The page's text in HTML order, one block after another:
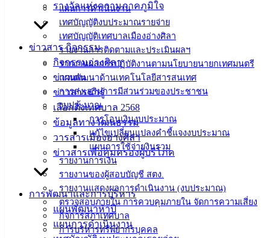
แผนการดำเนินงาน
เทศบัญญัติงบประมาณรายจ่าย
เทศบัญญัติเทศบาลเมืองอ่างศิลา
รายงานการติดตามและประเมินผลฯ
รายงานผลการปฏิบัติงานตามนโยบายนายกเทศมนตรี
แผนพัฒนาด้านเทคโนโลยีสารสนเทศ
การส่งเสริมการมีส่วนร่วมของประชาชน
งบประมาณ
การโอนเงินงบประมาณ
แก้ไขเปลี่ยนแปลงคำชี้แจงงบประมาณ
แผนการใช้จ่ายงินรวม
รายงานการเงิน
รายงานของผู้สอบบัญชี สตง.
รายงานแสดงผลการดำเนินงาน (งบประมาณ)
ตรวจสอบภายใน การควบคุมภายใน จัดการความเสี่ยง
กิจการสภาเทศบาล
การบริหารทรัพยากรบุคคล
รางวัลแห่งความภาคภูมิใจ
ข่าวสาร กิจกรรม
กิจกรรมอ่างศิลา
ข่าวเด่น
ข่าวสารน่ารู้
เลือกตั้งเทศบาล 2568
ข้อมูลทางวัฒนธรรม
วารสารเมืองอ่างศิลา
ข่าวสารเพื่อคุ้มครองผู้บริโภค
การพัฒนาและการบริหาร
แผนพัฒนาห้าปี
แผนการดำเนินงาน
ติดต่อ :038-
142-100-104
บริการ
ประชาชน
ดาวน์โหลด
แบบ
เอกสาร
คู่มือ
สำหรับ